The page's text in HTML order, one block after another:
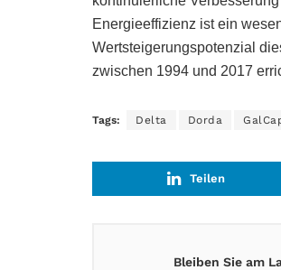
Energieeffizienz ist ein
Wertsteigerungspotenzial
zwischen 1994 und 2017
Tags: Delta Dorda
Teilen
Bleiben Sie am